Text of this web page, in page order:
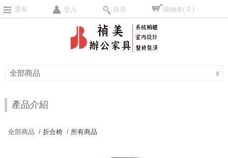
選單 登入 搜尋 購物車( 0 )
全部商品 ∨
產品介紹
全部商品 /折合椅 / 所有商品